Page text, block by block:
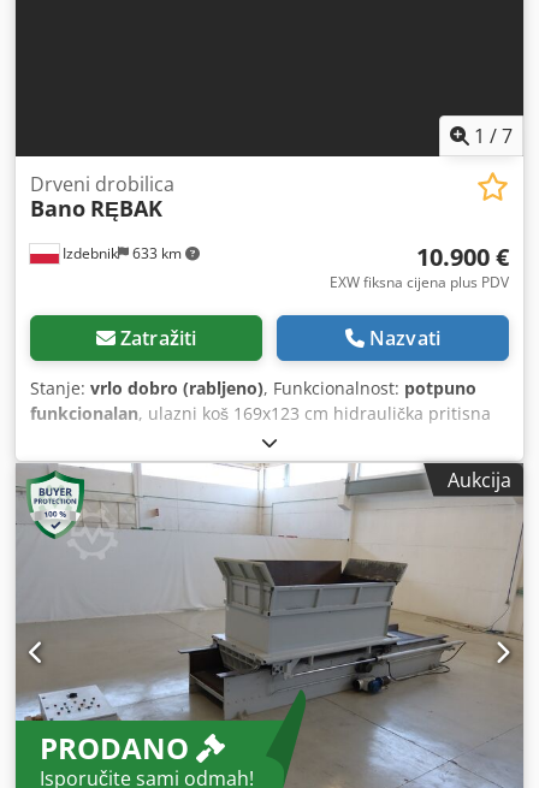
1 /7
Izdebnik 633 km
Drveni drobilica
Bano RĘBAK
10.900 €
EXW fiksna cijena plus PDV
Zatražiti Nazvati
Stanje: vrlo dobro (rabljeno), Funkcionalnost: potpuno
funkcionalan, ulazni koš 169x123 cm hidraulička pritisna
ladica upravljanje s pulta Dedpfjy Sgd Tex Agpekr snaga
motora 15 kW širina valjka 600 mm
Aukcija
PRODANO
Isporučite sami odmah!